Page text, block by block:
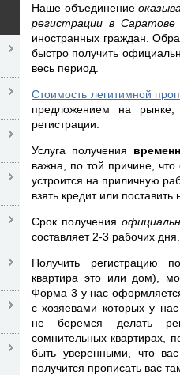
Наше объединение
регистрации в
иностранных граждан.
быстро получить
весь период.
Стоимость легитимной
предложением на
регистрации.
Услуга получения
важна, по той причине,
устроится на приличную
взять кредит или
Срок получения
составляет 2-3 рабочих дня.
Получить регистрацию
квартира это или дом),
Форма 3 у нас
с хозяевами которых у
не беремся делать
сомнительных квартирах,
быть уверенными, что
получится прописать вас